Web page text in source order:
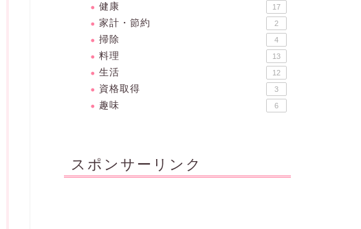
健康 17
家計・節約 2
掃除 4
料理 13
生活 12
資格取得 3
趣味 6
スポンサーリンク